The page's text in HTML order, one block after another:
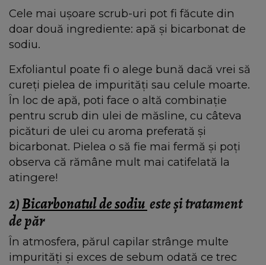
Cele mai ușoare scrub-uri pot fi făcute din
doar două ingrediente: apă și bicarbonat de
sodiu.
Exfoliantul poate fi o alege bună dacă vrei să
cureți pielea de impurități sau celule moarte.
În loc de apă, poti face o altă combinație
pentru scrub din ulei de măsline, cu câteva
picături de ulei cu aroma preferată și
bicarbonat. Pielea o să fie mai fermă și poți
observa că rămâne mult mai catifelată la
atingere!
2)Bicarbonatul de sodiu este și tratament
de păr
În atmosfera, părul capilar strânge multe
impurități și exces de sebum odată ce trec